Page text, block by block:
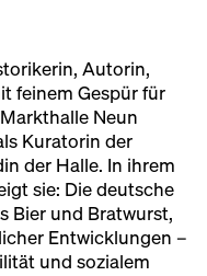
Autorin,
feinem Gespür für
Neun
Kuratorin der
der Halle. In ihrem
sie: Die deutsche
Bier und Bratwurst,
Entwicklungen –
und sozialem
wir bitten aber
am Infopoint